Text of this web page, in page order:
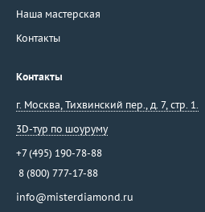
Наша мастерская
Контакты
Контакты
г. Москва, Тихвинский пер., д. 7, стр. 1.
3D-тур по шоуруму
+7 (495) 190-78-88
8 (800) 777-17-88
info@misterdiamond.ru